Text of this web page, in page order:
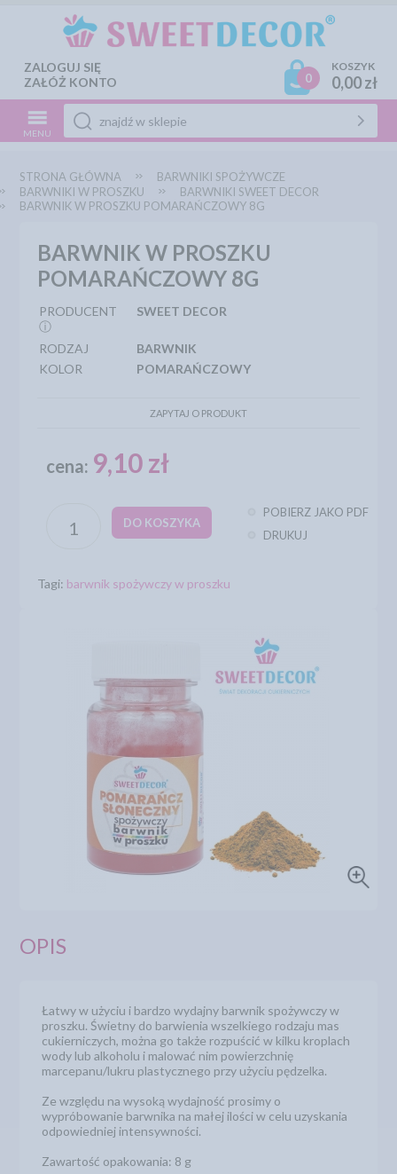
ZALOGUJ SIĘ
ZAŁÓŻ KONTO
0
KOSZYK
0,00 zł
MENU
STRONA GŁÓWNA
BARWNIKI SPOŻYWCZE
BARWNIKI W PROSZKU
BARWNIKI SWEET DECOR
BARWNIK W PROSZKU POMARAŃCZOWY 8G
BARWNIK W PROSZKU
POMARAŃCZOWY 8G
PRODUCENT
ⓘ
SWEET DECOR
RODZAJ
BARWNIK
KOLOR
POMARAŃCZOWY
ZAPYTAJ O PRODUKT
cena: 9,10 zł
DO KOSZYKA
POBIERZ JAKO PDF
DRUKUJ
Tagi: barwnik spożywczy w proszku
OPIS
Łatwy w użyciu i bardzo wydajny barwnik spożywczy w
proszku. Świetny do barwienia wszelkiego rodzaju mas
cukierniczych, można go także rozpuścić w kilku kroplach
wody lub alkoholu i malować nim powierzchnię
marcepanu/lukru plastycznego przy użyciu pędzelka.
Ze względu na wysoką wydajność prosimy o
wypróbowanie barwnika na małej ilości w celu uzyskania
odpowiedniej intensywności.
Zawartość opakowania: 8 g